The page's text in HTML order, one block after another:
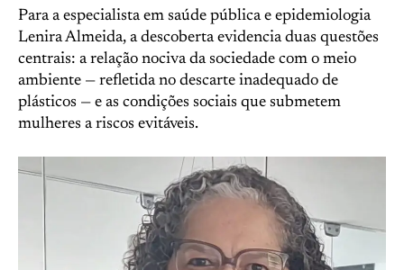
Para a especialista em saúde pública e epidemiologia
Lenira Almeida, a descoberta evidencia duas questões
centrais: a relação nociva da sociedade com o meio
ambiente — refletida no descarte inadequado de
plásticos — e as condições sociais que submetem
mulheres a riscos evitáveis.